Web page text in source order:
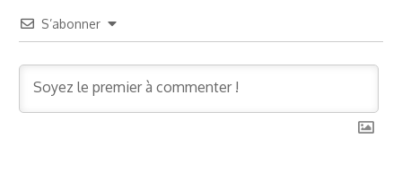
S’abonner